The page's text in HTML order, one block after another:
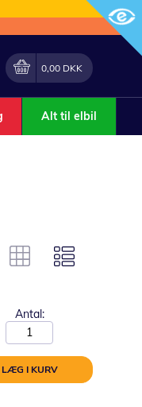
Min indkøbskurv
0,00 DKK
Alt til elbil
Antal:
LÆG I KURV